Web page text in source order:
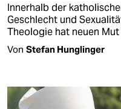
Innerhalb der
Geschlecht und
Theologie hat neuen
Von Stefan Hunglinger